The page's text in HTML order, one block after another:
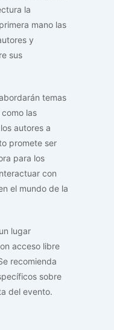
la
mano las
y
sus
temas
las
autores a
promete ser
para los
con
el mundo de la
lugar
acceso libre
recomienda
sobre
del evento.